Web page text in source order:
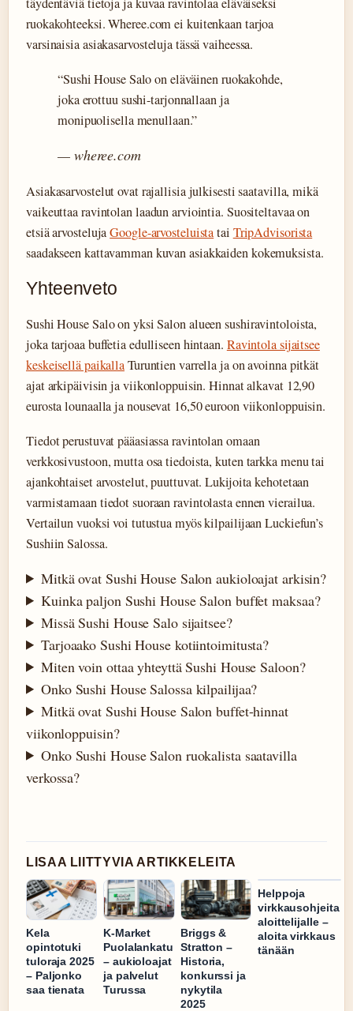
ruokakohteeksi. Wheree.com ei kuitenkaan tarjoa
varsinaisia asiakasarvosteluja tässä vaiheessa.
“Sushi House Salo on eläväinen ruokakohde,
joka erottuu sushi-tarjonnallaan ja
monipuolisella menullaan.”
— wheree.com
Asiakasarvostelut ovat rajallisia julkisesti saatavilla, mikä
vaikeuttaa ravintolan laadun arviointia. Suositeltavaa on
etsiä arvostelujaGoogle-arvosteluistatai TripAdvisorista
saadakseen kattavamman kuvan asiakkaiden kokemuksista.
Yhteenveto
Sushi House Salo on yksi Salon alueen sushiravintoloista,
joka tarjoaa buffetia edulliseen hintaan. Ravintola sijaitsee
keskeisellä paikallaTuruntien varrella ja on avoinna pitkät
ajat arkipäivisin ja viikonloppuisin. Hinnat alkavat 12,90
eurosta lounaalla ja nousevat 16,50 euroon viikonloppuisin.
Tiedot perustuvat pääasiassa ravintolan omaan
verkkosivustoon, mutta osa tiedoista, kuten tarkka menu tai
ajankohtaiset arvostelut, puuttuvat. Lukijoita kehotetaan
varmistamaan tiedot suoraan ravintolasta ennen vierailua.
Vertailun vuoksi voi tutustua myös kilpailijaan Luckiefun’s
Sushiin Salossa.
Mitkä ovat Sushi House Salon aukioloajat arkisin?
Kuinka paljon Sushi House Salon buffet maksaa?
Missä Sushi House Salo sijaitsee?
Tarjoaako Sushi House kotiintoimitusta?
Miten voin ottaa yhteyttä Sushi House Saloon?
Onko Sushi House Salossa kilpailijaa?
Mitkä ovat Sushi House Salon buffet-hinnat
viikonloppuisin?
Onko Sushi House Salon ruokalista saatavilla
verkossa?
LISAA LIITTYVIA ARTIKKELEITA
Kela
opintotuki
tuloraja 2025
– Paljonko
saa tienata
K-Market
Puolalankatu
– aukioloajat
ja palvelut
Turussa
Briggs &
Stratton –
Historia,
konkurssi ja
nykytila
2025
Helppoja
virkkausohjeita
aloittelijalle –
aloita virkkaus
tänään